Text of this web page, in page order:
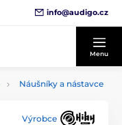
info@audigo.cz
Menu
Náušníky a nástavce
Výrobce